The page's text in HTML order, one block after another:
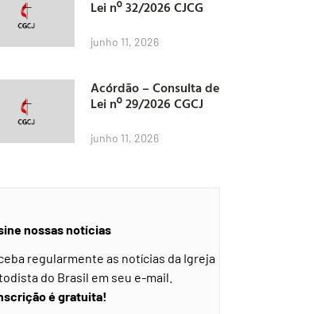
Lei nº 32/2026 CJCG
junho 11, 2026
Acórdão – Consulta de
Lei nº 29/2026 CGCJ
junho 11, 2026
nossas notícias
regularmente as notícias da Igreja
do Brasil em seu e-mail.
é gratuita!